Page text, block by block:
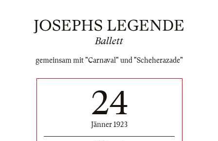
JOSEPHS LEGENDE
Ballett
gemeinsam mit "Carnaval" und "Scheherazade"
24
Jänner 1923